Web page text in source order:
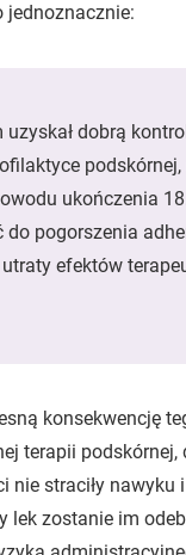
jednoznacznie:
dobrą
ukończenia
pogorszenia
efektów
konsekwencję
terapii podskórnej,
straciły nawyku
zostanie im